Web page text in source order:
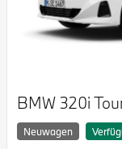
BMW 320i
Neuwagen